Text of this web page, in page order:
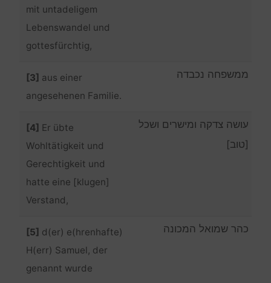
mit untadeligem
Lebenswandel und
gottesfürchtig,
[3] aus einer
angesehenen Familie.
ממשפחה נכבדה
[4] Er übte
Wohltätigkeit und
Gerechtigkeit und
hatte eine [klugen]
Verstand,
עושה צדקה ומישרים ושכל
[טוב]
[5] d(er) e(hrenhafte)
H(err) Samuel, der
genannt wurde
כהר שמואל המכונה